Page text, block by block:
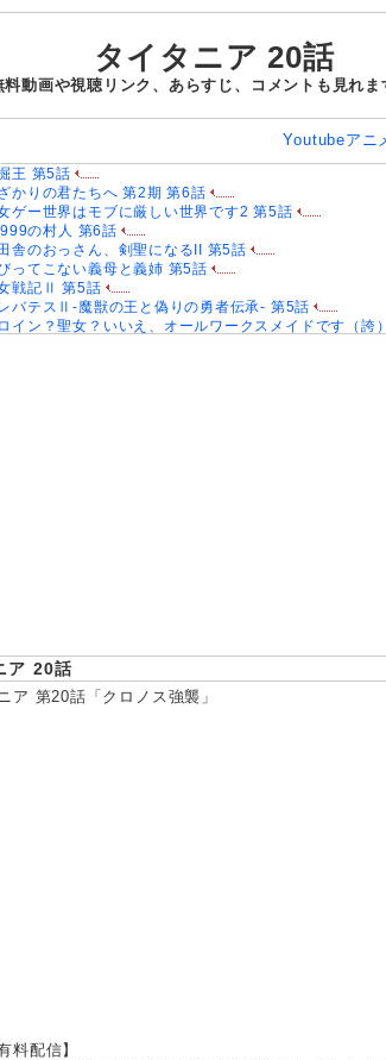
タイタニア 20話
動画や視聴リンク、あらすじ、コメントも見れま
Youtubeアニ
王 第5話
かりの君たちへ 第2期 第6話
ゲー世界はモブに厳しい世界です2 第5話
の村人 第6話
舎のおっさん、剣聖になるII 第5話
ってこない義母と義姉 第5話
戦記Ⅱ 第5話
バテスⅡ-魔獣の王と偽りの勇者伝承- 第5話
イン？聖女？いいえ、オールワークスメイドです（誇
ア 20話
ア 第20話「クロノス強襲」
料配信】